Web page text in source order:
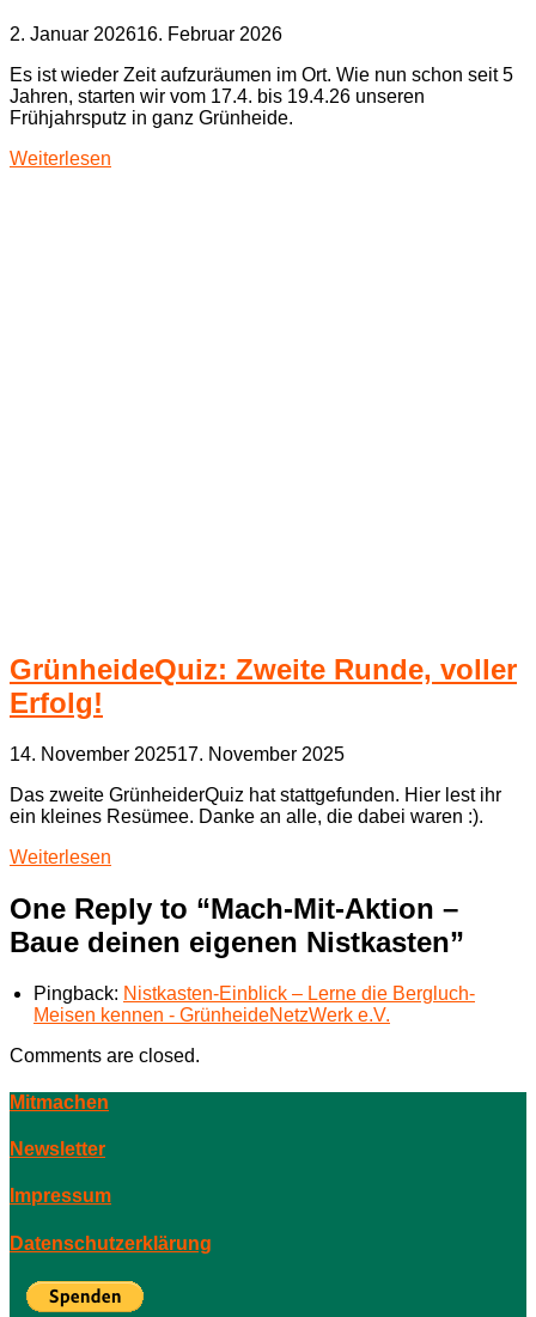
2. Januar 202616. Februar 2026
Es ist wieder Zeit aufzuräumen im Ort. Wie nun schon seit 5
Jahren, starten wir vom 17.4. bis 19.4.26 unseren
Frühjahrsputz in ganz Grünheide.
Weiterlesen
GrünheideQuiz: Zweite Runde, voller
Erfolg!
14. November 202517. November 2025
Das zweite GrünheiderQuiz hat stattgefunden. Hier lest ihr
ein kleines Resümee. Danke an alle, die dabei waren :).
Weiterlesen
One Reply to “Mach-Mit-Aktion –
Baue deinen eigenen Nistkasten”
Pingback: Nistkasten-Einblick – Lerne die Bergluch-
Meisen kennen - GrünheideNetzWerk e.V.
Comments are closed.
Mitmachen
Newsletter
Impressum
Datenschutzerklärung